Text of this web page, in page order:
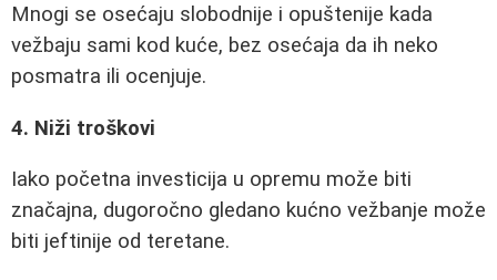
Mnogi se osećaju slobodnije i opuštenije kada
vežbaju sami kod kuće, bez osećaja da ih neko
posmatra ili ocenjuje.
4. Niži troškovi
Iako početna investicija u opremu može biti
značajna, dugoročno gledano kućno vežbanje može
biti jeftinije od teretane.